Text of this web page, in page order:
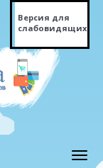
Версия для
слабовидящих